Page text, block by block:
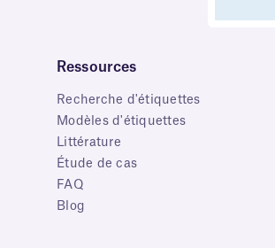
Ressources
Recherche d'étiquettes
Modèles d'étiquettes
Littérature
Étude de cas
FAQ
Blog